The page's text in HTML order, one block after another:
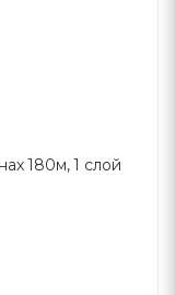
180м, 1 слой